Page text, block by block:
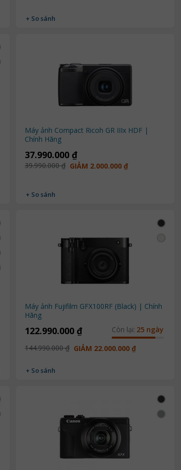
+ So sánh
Máy ảnh Compact Ricoh GR IIIx HDF |
Chính Hãng
37.990.000 ₫
39.990.000 ₫ GIẢM 2.000.000 ₫
+ So sánh
Máy ảnh Fujifilm GFX100RF (Black) | Chính
Hãng
122.990.000 ₫ Còn lại: 25 ngày
144.990.000 ₫ GIẢM 22.000.000 ₫
+ So sánh